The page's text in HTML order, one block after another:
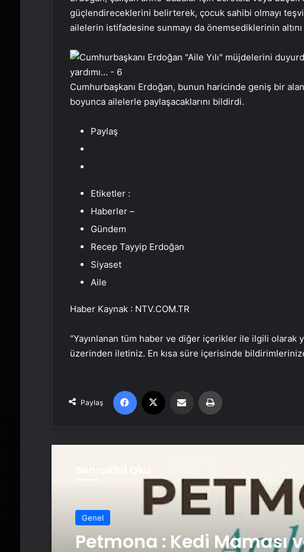
güçlendireceklerini belirterek, çocuk sahibi olmayı
ailelerin istifadesine sunmayı da önemsediklerinin
Cumhurbaşkanı Erdoğan, bunun haricinde geniş bir
boyunca ailelerle paylaşacaklarını bildirdi.
Paylaş
Etiketler :
Haberler –
Gündem
Recep Tayyip Erdoğan
Siyaset
Aile
Haber Kaynak : NTV.COM.TR
“Yayınlanan tüm haber ve diğer içerikler ile ilgili olarak
üzerinden iletiniz. En kısa süre içerisinde
Paylaş
Facebook Email'den paylaş
Genel
Petmona : Kedi Maması